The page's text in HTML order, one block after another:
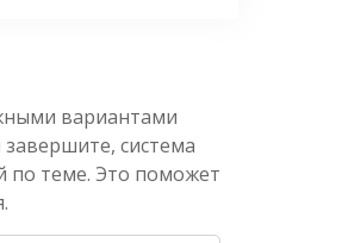
вариантами
система
по теме. Это поможет